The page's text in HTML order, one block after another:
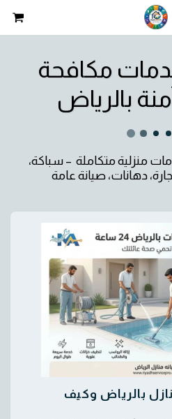
مكافحة
بالرياض
دهانات، صيانة عامة
بالرياض وكيف